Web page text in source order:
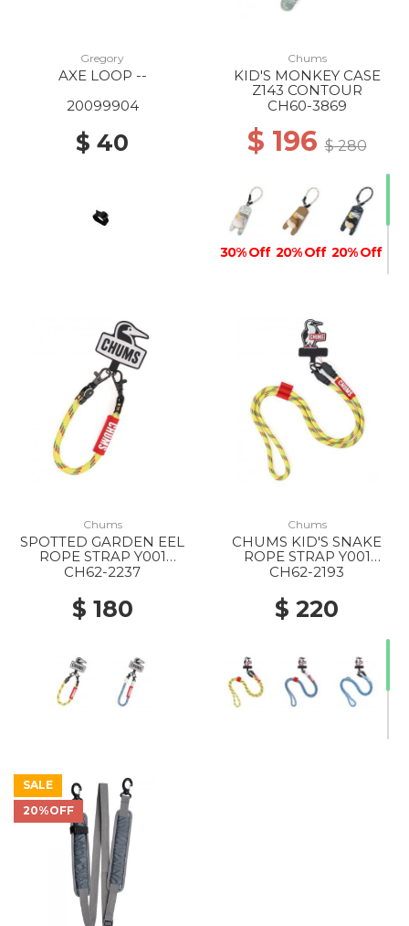
Gregory
AXE LOOP --
20099904
$ 40
Chums
KID'S MONKEY CASE
Z143 CONTOUR
CH60-3869
$ 196$ 280
30% Off 20% Off 20% Off
30% Off
Chums
SPOTTED GARDEN EEL
ROPE STRAP Y001
YELLOW
CH62-2237
$ 180
Chums
CHUMS KID'S SNAKE
ROPE STRAP Y001
YELLOW
CH62-2193
$ 220
SALE
20%OFF